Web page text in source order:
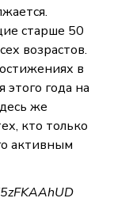
старше 50
возрастов.
в
года на
же
кто только
активным